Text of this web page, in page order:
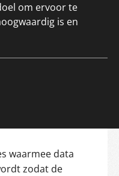
om ervoor te
is en
waarmee data
zodat de